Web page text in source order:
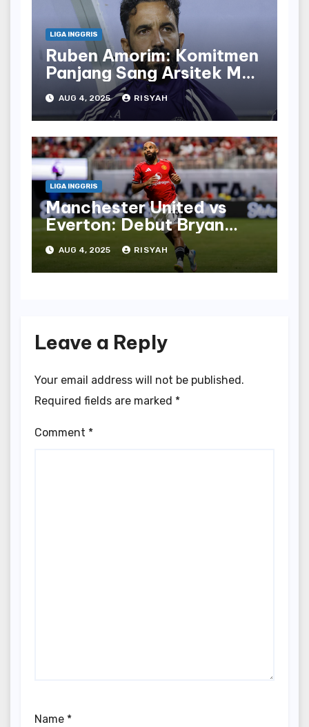
LIGA INGGRIS
Ruben Amorim: Komitmen
Panjang Sang Arsitek Man
United
AUG 4, 2025 RISYAH
LIGA INGGRIS
Manchester United vs
Everton: Debut Bryan
Mbeumo untuk Red Devils
Menghadapi Toffees
AUG 4, 2025 RISYAH
Leave a Reply
Your email address will not be published.
Required fields are marked *
Comment *
Name *